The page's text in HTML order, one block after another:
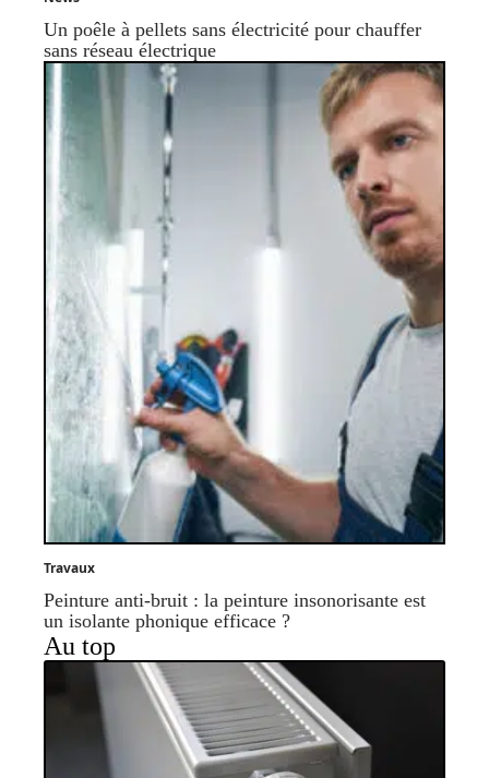
Un poêle à pellets sans électricité pour chauffer
sans réseau électrique
Travaux
Peinture anti-bruit : la peinture insonorisante est
un isolante phonique efficace ?
Au top